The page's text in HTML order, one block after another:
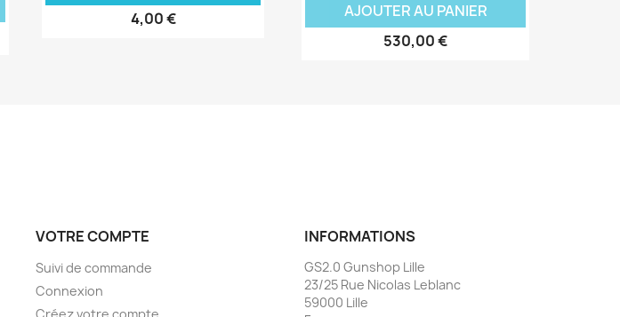
4,00 €
AJOUTER AU PANIER
530,00 €
VOTRE COMPTE
Suivi de commande
Connexion
Créez votre compte
INFORMATIONS
GS2.0 Gunshop Lille
23/25 Rue Nicolas Leblanc
59000 Lille